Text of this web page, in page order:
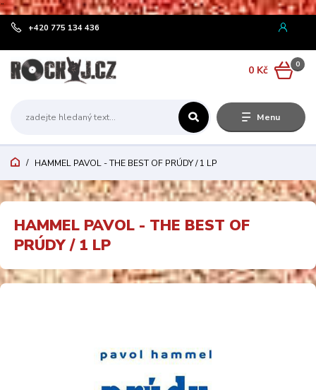
¨
Menu
+420 775 134 436
0
0 Kč
HAMMEL PAVOL - THE BEST OF PRÚDY / 1 LP
HAMMEL PAVOL - THE BEST OF
PRÚDY / 1 LP